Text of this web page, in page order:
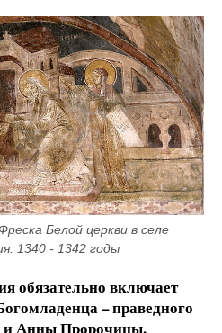
Белой церкви в селе
1340 - 1342 годы
обязательно включает
– праведного
и Анны Пророчицы.